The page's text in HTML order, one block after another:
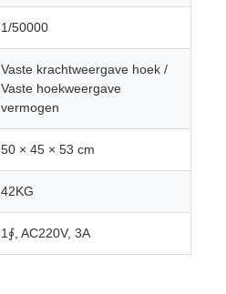
1/50000
Vaste krachtweergave hoek /
Vaste hoekweergave
vermogen
50 × 45 × 53 cm
42KG
1∮, AC220V, 3A